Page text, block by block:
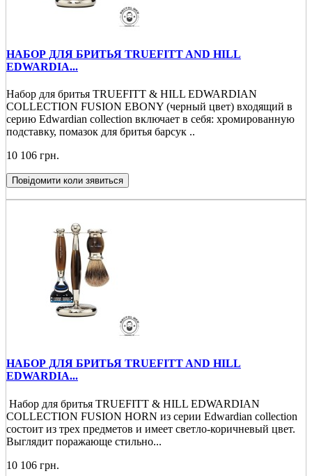
НАБОР ДЛЯ БРИТЬЯ TRUEFITT AND HILL
EDWARDIA...
Набор для бритья TRUEFITT & HILL EDWARDIAN
COLLECTION FUSION EBONY (черный цвет) входящий в
серию Edwardian collection включает в себя: хромированную
подставку, помазок для бритья барсук ..
10 106 грн.
Повідомити коли зявиться
НАБОР ДЛЯ БРИТЬЯ TRUEFITT AND HILL
EDWARDIA...
Набор для бритья TRUEFITT & HILL EDWARDIAN
COLLECTION FUSION HORN из серии Edwardian collection
состоит из трех предметов и имеет светло-коричневый цвет.
Выглядит поражающе стильно...
10 106 грн.